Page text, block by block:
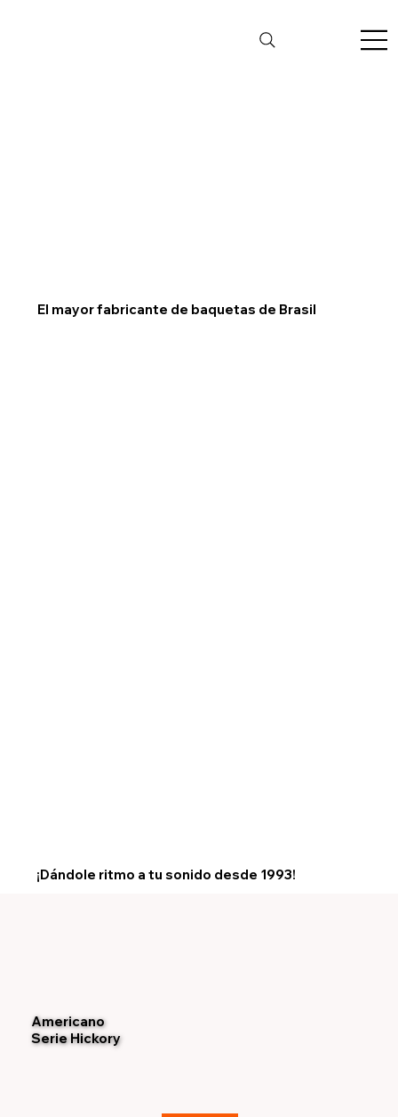
El mayor fabricante de baquetas de Brasil
¡Dándole ritmo a tu sonido desde 1993!
Americano
Serie Hickory